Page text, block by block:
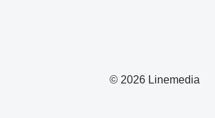
© 2026 Linemedia